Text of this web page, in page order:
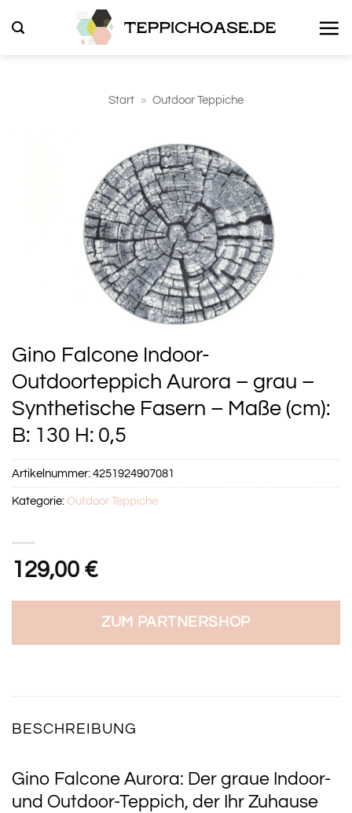
Inhalt
Start » Outdoor Teppiche
Gino Falcone Indoor-
Outdoorteppich Aurora – grau –
Synthetische Fasern – Maße (cm):
B: 130 H: 0,5
129,00 €
ZUM PARTNERSHOP
Artikelnummer:4251924907081
Kategorie:Outdoor Teppiche
BESCHREIBUNG
Gino Falcone Aurora: Der graue Indoor-
und Outdoor-Teppich, der Ihr Zuhause